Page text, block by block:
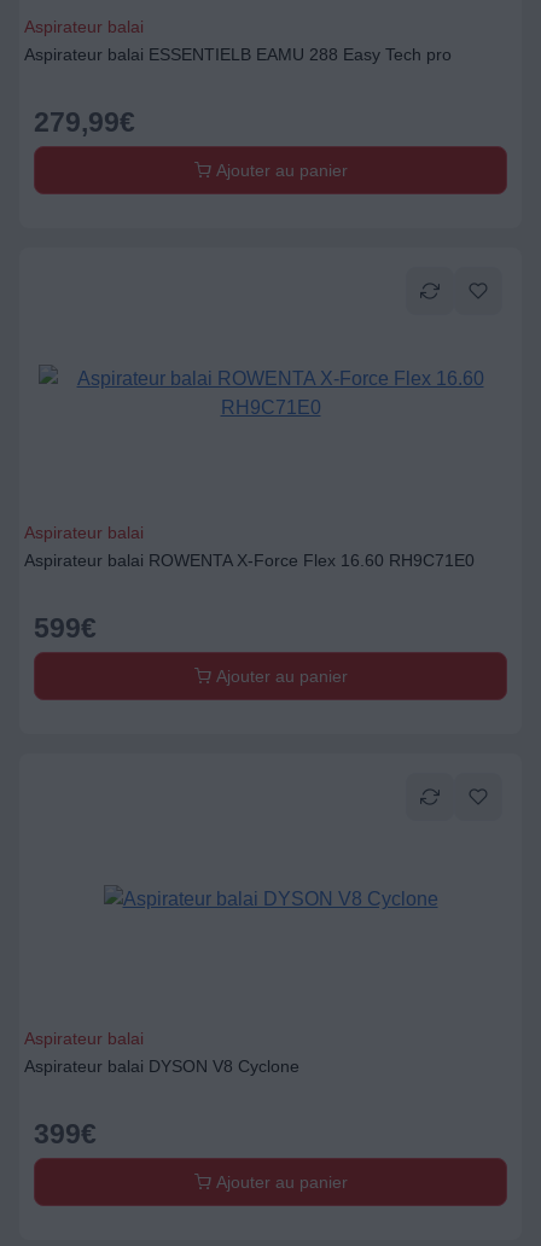
Aspirateur balai
Aspirateur balai ESSENTIELB EAMU 288 Easy Tech pro
279,99€
Ajouter au panier
Aspirateur balai
Aspirateur balai ROWENTA X-Force Flex 16.60 RH9C71E0
599€
Ajouter au panier
Aspirateur balai
Aspirateur balai DYSON V8 Cyclone
399€
Ajouter au panier